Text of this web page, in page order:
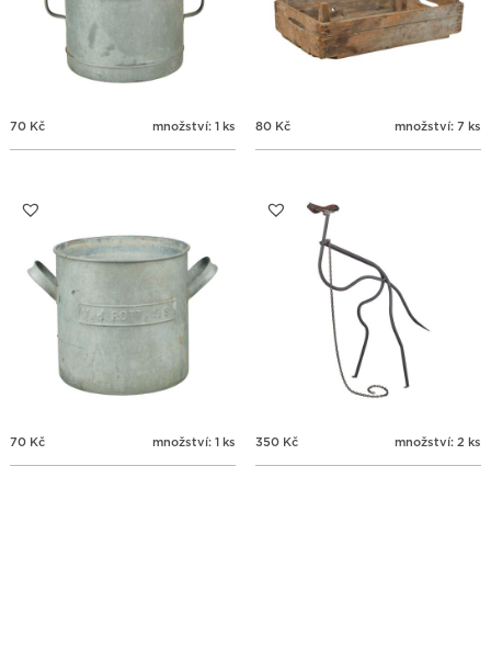
70 Kč množství: 1 ks 80 Kč množství: 7 ks
70 Kč množství: 1 ks 350 Kč množství: 2 ks